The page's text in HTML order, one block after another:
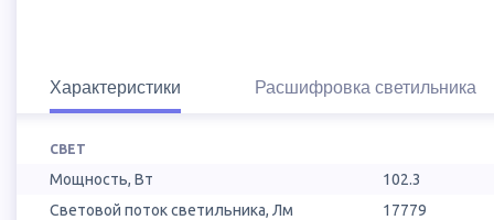
Характеристики Расшифровка светильника
СВЕТ
Мощность, Вт
102.3
Световой поток светильника, Лм
17779